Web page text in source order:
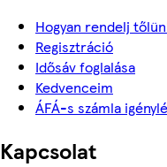
Hogyan rendelj
Regisztráció
Idősáv foglalása
Kedvenceim
ÁFÁ-s számla
Kapcsolat